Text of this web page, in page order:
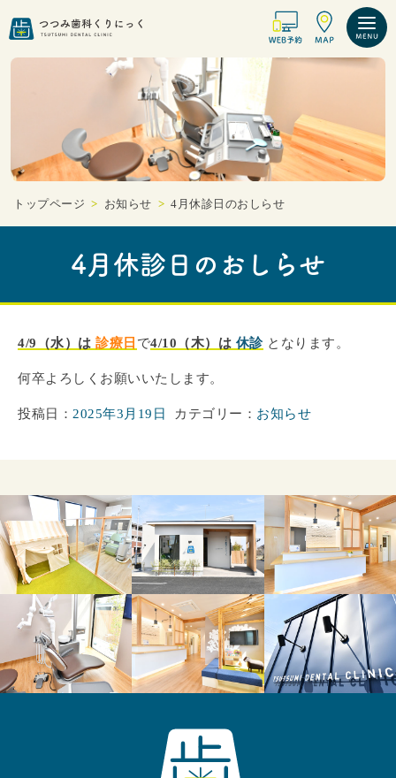
トップページ > お知らせ > 4月休診日のおしらせ
4月休診日のおしらせ
4/9（水）は 診療日 で4/10（木）は 休診となります。
何卒よろしくお願いいたします。
投稿日： 2025年3月19日 カテゴリー： お知らせ